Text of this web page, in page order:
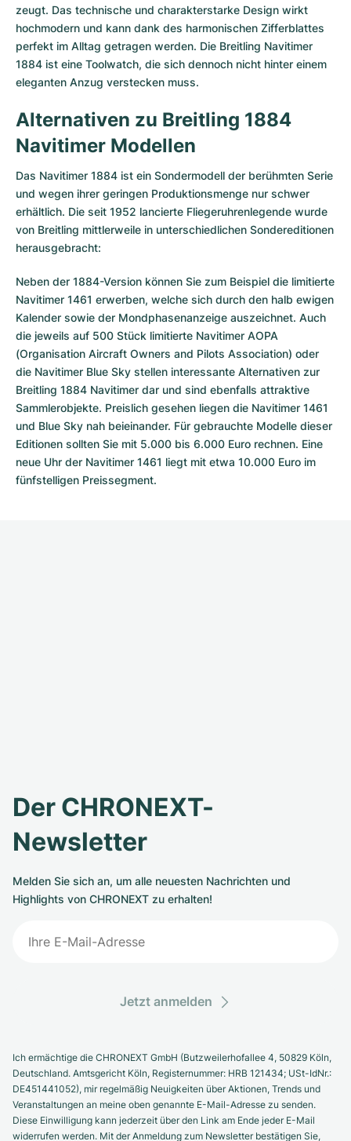
zeugt. Das technische und charakterstarke Design wirkt
hochmodern und kann dank des harmonischen Zifferblattes
perfekt im Alltag getragen werden. Die Breitling Navitimer
1884 ist eine Toolwatch, die sich dennoch nicht hinter einem
eleganten Anzug verstecken muss.
Alternativen zu Breitling 1884
Navitimer Modellen
Das Navitimer 1884 ist ein Sondermodell der berühmten Serie
und wegen ihrer geringen Produktionsmenge nur schwer
erhältlich. Die seit 1952 lancierte Fliegeruhrenlegende wurde
von Breitling mittlerweile in unterschiedlichen Sondereditionen
herausgebracht:
Neben der 1884-Version können Sie zum Beispiel die limitierte
Navitimer 1461 erwerben, welche sich durch den halb ewigen
Kalender sowie der Mondphasenanzeige auszeichnet. Auch
die jeweils auf 500 Stück limitierte Navitimer AOPA
(Organisation Aircraft Owners and Pilots Association) oder
die Navitimer Blue Sky stellen interessante Alternativen zur
Breitling 1884 Navitimer dar und sind ebenfalls attraktive
Sammlerobjekte. Preislich gesehen liegen die Navitimer 1461
und Blue Sky nah beieinander. Für gebrauchte Modelle dieser
Editionen sollten Sie mit 5.000 bis 6.000 Euro rechnen. Eine
neue Uhr der Navitimer 1461 liegt mit etwa 10.000 Euro im
fünfstelligen Preissegment.
Der CHRONEXT-
Newsletter
Melden Sie sich an, um alle neuesten Nachrichten und
Highlights von CHRONEXT zu erhalten!
Jetzt anmelden
Ich ermächtige die CHRONEXT GmbH (Butzweilerhofallee 4, 50829 Köln,
Deutschland. Amtsgericht Köln, Registernummer: HRB 121434; USt-IdNr.:
DE451441052), mir regelmäßig Neuigkeiten über Aktionen, Trends und
Veranstaltungen an meine oben genannte E-Mail-Adresse zu senden.
Diese Einwilligung kann jederzeit über den Link am Ende jeder E-Mail
widerrufen werden. Mit der Anmeldung zum Newsletter bestätigen Sie,